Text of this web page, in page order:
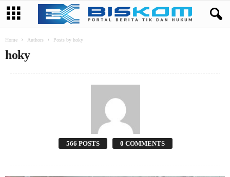
Home Authors Posts by hoky
hoky
566 POSTS 0 COMMENTS